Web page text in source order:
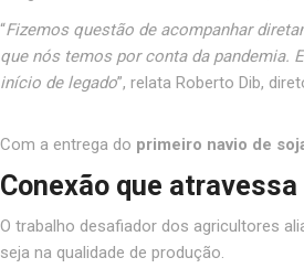
“Fizemos questão de acompanhar
que nós temos por conta da pandemia.
início de legado”, relata Roberto Dib,
Com a entrega do primeiro navio de
Conexão que
O trabalho desafiador dos agricultores
seja na qualidade de produção.